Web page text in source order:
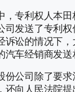
，专利权人本
司发送了专利
诉讼的情况下
汽车经销商发送
份公司除了要
还向人民法院